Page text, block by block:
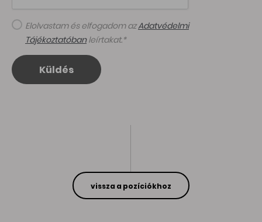
Elolvastam és elfogadom azAdatvédelmi
Tájékoztatóbanleírtakat.*
Küldés
vissza a pozíciókhoz